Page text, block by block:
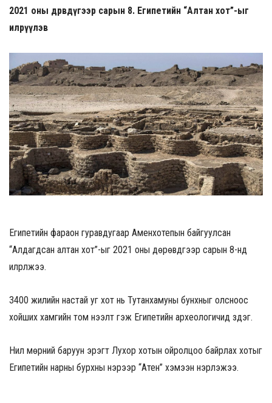
2021 оны дөрөвдүгээр сарын 8. Египетийн “Алтан хот”-ыг
илрүүлэв
Египетийн фараон гуравдугаар Аменхотепын байгуулсан
“Алдагдсан алтан хот”-ыг 2021 оны дөрөвдүгээр сарын 8-нд
илрүүлжээ.
3400 жилийн настай уг хот нь Тутанхамуны бунхныг олсноос
хойших хамгийн том нээлт гэж Египетийн археологичид үздэг.
Нил мөрний баруун эрэгт Лухор хотын ойролцоо байрлах хотыг
Египетийн нарны бурхны нэрээр “Атен” хэмээн нэрлэжээ.